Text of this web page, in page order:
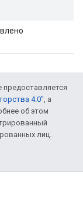
предоставляется
4.0", а
об этом
лиц.